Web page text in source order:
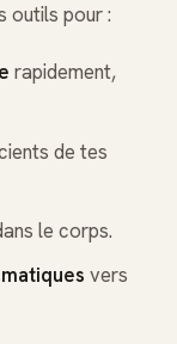
outils pour :
rapidement,
de tes
le corps.
vers